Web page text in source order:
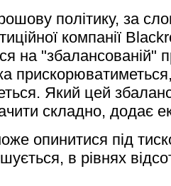
політику, за
компанії
на "збалансованій"
Який цей
складно, додає
опинитися під
в рівнях